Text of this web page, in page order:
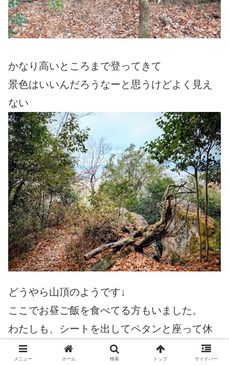
かなり高いところまで登ってきて
景色はいいんだろうなーと思うけどよく見え
ない
どうやら山頂のようです↓
ここでお昼ご飯を食べてる方もいました。
わたしも、シートを出してペタンと座って休
憩、、
メニュー ホーム 検索 トップ サイドバー